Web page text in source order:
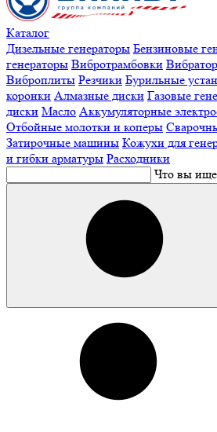
Каталог
Дизельные генераторы Бензиновые
генераторы Вибротрамбовки
Виброплиты Резчики Бурильные
коронки Алмазные диски Газовые
диски Масло Аккумуляторные
Отбойные молотки и коперы
Затирочные машины Кожухи для
и гибки арматуры Расходники
Что вы